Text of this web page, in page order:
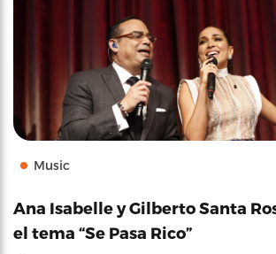
Music
Ana Isabelle y Gilberto Santa
el tema “Se Pasa Rico”